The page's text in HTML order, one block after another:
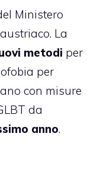
Ministero
La
metodi per
per
con misure
da
anno.